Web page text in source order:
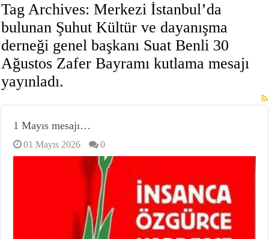
Tag Archives:Merkezi İstanbul’da
bulunan Şuhut Kültür ve dayanışma
derneği genel başkanı Suat Benli 30
Ağustos Zafer Bayramı kutlama mesajı
yayınladı.
1 Mayıs mesajı…
01 Mayıs 2026 0